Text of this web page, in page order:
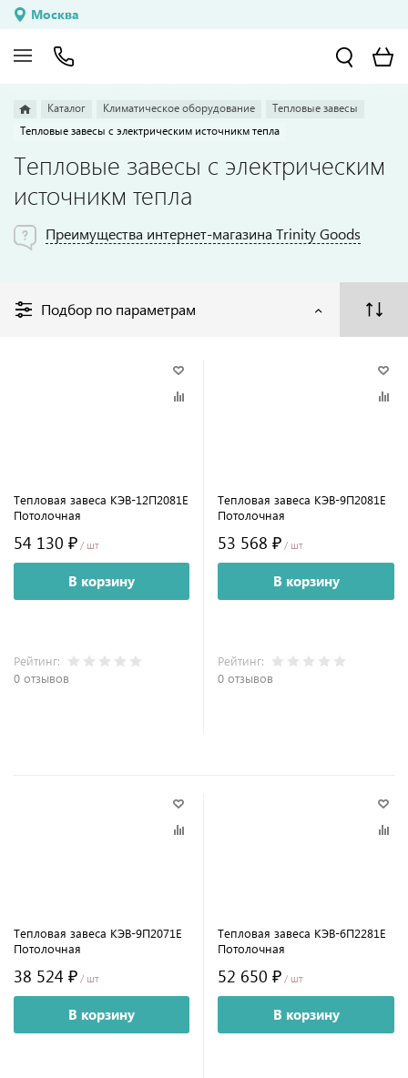
Москва
Каталог Климатическое оборудование
Тепловые завесы
Тепловые завесы с электрическим источникм тепла
Тепловые завесы с электрическим
источникм тепла
Преимущества интернет-магазина Trinity Goods
Подбор по параметрам
Тепловая завеса КЭВ-12П2081E
Потолочная
54 130 ₽ / шт
В корзину
Рейтинг:
0 отзывов
Тепловая завеса КЭВ-9П2081E
Потолочная
53 568 ₽ / шт
В корзину
Рейтинг:
0 отзывов
Тепловая завеса КЭВ-9П2071E
Потолочная
38 524 ₽ / шт
В корзину
Тепловая завеса КЭВ-6П2281E
Потолочная
52 650 ₽ / шт
В корзину